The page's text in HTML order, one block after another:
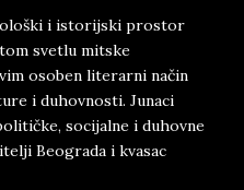
i istorijski prostor
svetlu mitske
osoben literarni način
i duhovnosti. Junaci
socijalne i duhovne
Beograda i kvasac